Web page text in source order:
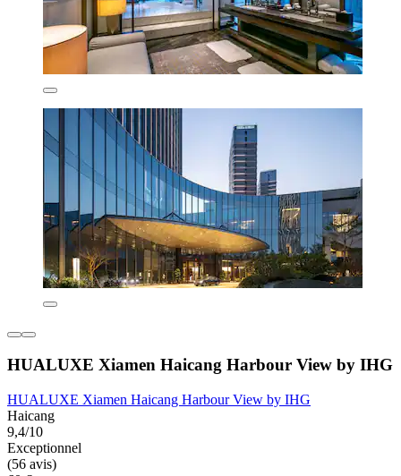
HUALUXE Xiamen Haicang Harbour View by IHG
HUALUXE Xiamen Haicang Harbour View by IHG
Haicang
9,4/10
Exceptionnel
(56 avis)